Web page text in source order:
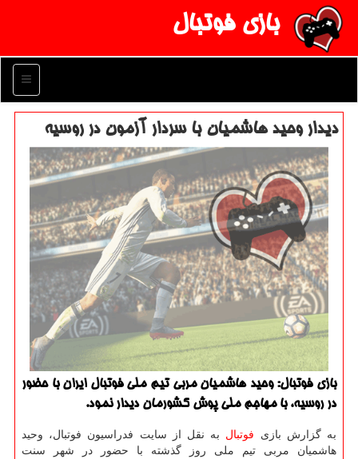
بازی فوتبال
منو
دیدار وحید هاشمیان با سردار آزمون در روسیه
بازی فوتبال: وحید هاشمیان مربی تیم ملی فوتبال ایران با حضور
در روسیه، با مهاجم ملی پوش كشورمان دیدار نمود.
به گزارش بازی فوتبال به نقل از سایت فدراسیون فوتبال، وحید
هاشمیان مربی تیم ملی روز گذشته با حضور در شهر سنت